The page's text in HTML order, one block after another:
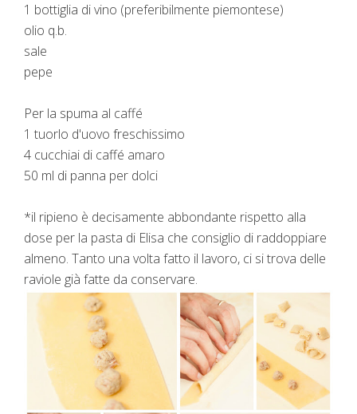
1 bottiglia di vino (preferibilmente piemontese)
olio q.b.
sale
pepe
Per la spuma al caffé
1 tuorlo d'uovo freschissimo
4 cucchiai di caffé amaro
50 ml di panna per dolci
*il ripieno è decisamente abbondante rispetto alla
dose per la pasta di Elisa che consiglio di raddoppiare
almeno. Tanto una volta fatto il lavoro, ci si trova delle
raviole già fatte da conservare.